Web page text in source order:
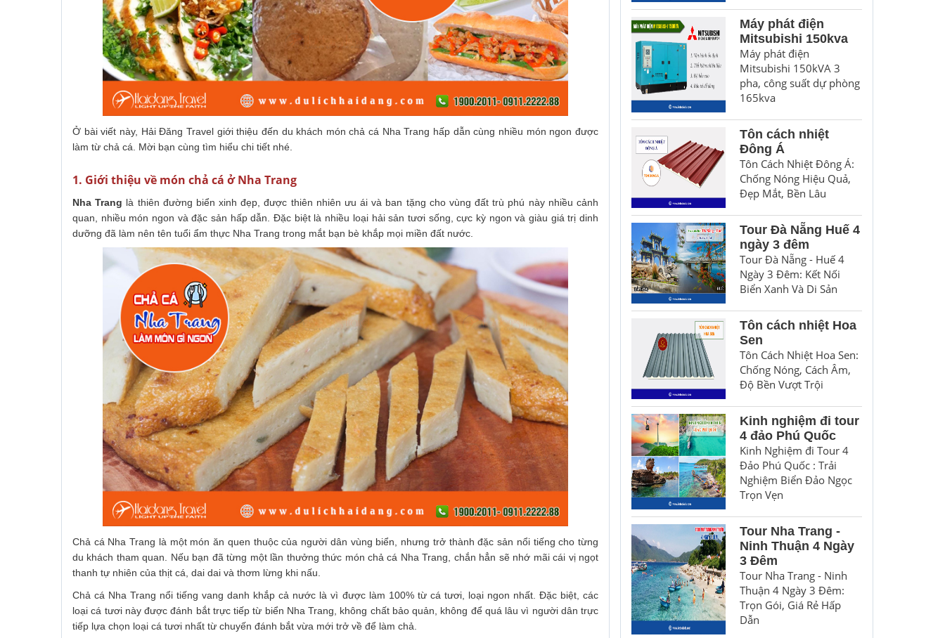
Ở bài viết này, Hải Đăng Travel giới thiệu đến du khách món chả cá Nha Trang hấp dẫn cùng nhiều món ngon được
làm từ chả cá. Mời bạn cùng tìm hiểu chi tiết nhé.
1. Giới thiệu về món chả cá ở Nha Trang
Nha Trang là thiên đường biển xinh đẹp, được thiên nhiên ưu ái và ban tặng cho vùng đất trù phú này nhiều cảnh
quan, nhiều món ngon và đặc sản hấp dẫn. Đặc biệt là nhiều loại hải sản tươi sống, cực kỳ ngon và giàu giá trị dinh
dưỡng đã làm nên tên tuổi ẩm thực Nha Trang trong mắt bạn bè khắp mọi miền đất nước.
Chả cá Nha Trang là một món ăn quen thuộc của người dân vùng biển, nhưng trở thành đặc sản nổi tiếng cho từng
du khách tham quan. Nếu bạn đã từng một lần thưởng thức món chả cá Nha Trang, chắn hẳn sẽ nhớ mãi cái vị ngọt
thanh tự nhiên của thịt cá, dai dai và thơm lừng khi nấu.
Chả cá Nha Trang nổi tiếng vang danh khắp cả nước là vì được làm 100% từ cá tươi, loại ngon nhất. Đặc biệt, các
loại cá tươi này được đánh bắt trực tiếp từ biển Nha Trang, không chất bảo quản, không để quá lâu vì người dân trực
tiếp lựa chọn loại cá tươi nhất từ chuyến đánh bắt vừa mới trở về để làm chả.
Máy phát điện
Mitsubishi 150kva
Máy phát điện
Mitsubishi 150kVA 3
pha, công suất dự phòng
165kva
Tôn cách nhiệt
Đông Á
Tôn Cách Nhiệt Đông Á:
Chống Nóng Hiệu Quả,
Đẹp Mắt, Bền Lâu
Tour Đà Nẵng Huế 4
ngày 3 đêm
Tour Đà Nẵng - Huế 4
Ngày 3 Đêm: Kết Nối
Biển Xanh Và Di Sản
Tôn cách nhiệt Hoa
Sen
Tôn Cách Nhiệt Hoa Sen:
Chống Nóng, Cách Âm,
Độ Bền Vượt Trội
Kinh nghiệm đi tour
4 đảo Phú Quốc
Kinh Nghiệm đi Tour 4
Đảo Phú Quốc : Trải
Nghiệm Biển Đảo Ngọc
Trọn Vẹn
Tour Nha Trang -
Ninh Thuận 4 Ngày
3 Đêm
Tour Nha Trang - Ninh
Thuận 4 Ngày 3 Đêm:
Trọn Gói, Giá Rẻ Hấp
Dẫn